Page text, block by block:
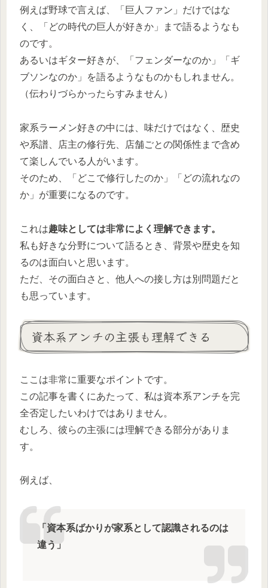
例えば野球で言えば、「巨人ファン」だけではな
く、「どの時代の巨人が好きか」まで語るようなも
のです。
あるいはギター好きが、「フェンダーなのか」「ギ
ブソンなのか」を語るようなものかもしれません。
（伝わりづらかったらすみません）
家系ラーメン好きの中には、味だけではなく、歴史
や系譜、店主の修行先、店舗ごとの関係性まで含め
て楽しんでいる人がいます。
そのため、「どこで修行したのか」「どの流れなの
か」が重要になるのです。
これは趣味としては非常によく理解できます。
私も好きな分野について語るとき、背景や歴史を知
るのは面白いと思います。
ただ、その面白さと、他人への接し方は別問題だと
も思っています。
資本系アンチの主張も理解できる
ここは非常に重要なポイントです。
この記事を書くにあたって、私は資本系アンチを完
全否定したいわけではありません。
むしろ、彼らの主張には理解できる部分がありま
す。
例えば、
「資本系ばかりが家系として認識されるのは
違う」